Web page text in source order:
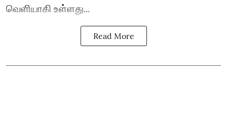
வெளியாகி உள்ளது...
Read More